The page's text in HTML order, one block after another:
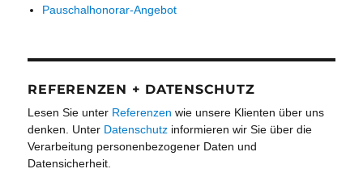
Pauschalhonorar-Angebot
REFERENZEN + DATENSCHUTZ
Lesen Sie unter Referenzen wie unsere Klienten über uns
denken. Unter Datenschutz informieren wir Sie über die
Verarbeitung personenbezogener Daten und
Datensicherheit.